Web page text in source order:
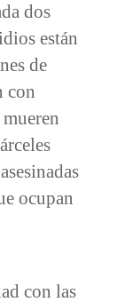
dos
están
de
con
ocupan
con las